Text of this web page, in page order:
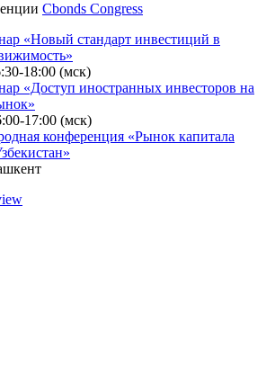
Cbonds Congress
«Новый стандарт инвестиций в
18:00 (мск)
«Доступ иностранных инвесторов на
17:00 (мск)
конференция «Рынок капитала